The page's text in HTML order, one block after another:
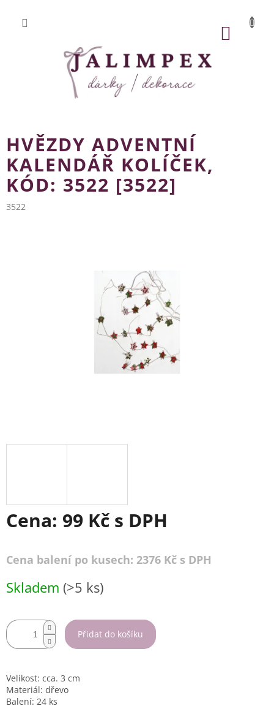
obsah
HVĚZDY ADVENTNÍ
KALENDÁŘ KOLÍČEK,
KÓD: 3522 [3522]
3522
Cena: 99 Kč s DPH
Cena balení po kusech: 2376 Kč s DPH
cena:
Skladem (>5 ks)
Přidat do košíku
Velikost: cca. 3 cm
Materiál: dřevo
Balení: 24 ks